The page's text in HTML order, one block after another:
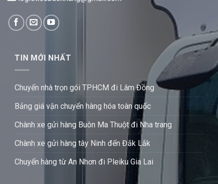
TIN MỚI NHẤT
Chuyển nhà trọn gói TPHCM đi Lâm Đồng
Bảng giá vận chuyển hàng hóa toàn quốc
Chành xe gửi hàng Buôn Ma Thuột đi Nha trang
Chành xe gửi hàng tây Ninh đến Đắk Lắk
Chuyển hàng từ An Nhơn đi Pleiku Gia Lai